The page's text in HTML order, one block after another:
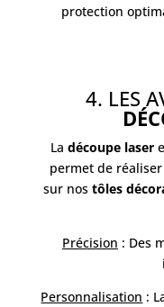
protection
4. LES
La découpe laser
permet de
sur nostôles
Précision : Des
Personnalisation :